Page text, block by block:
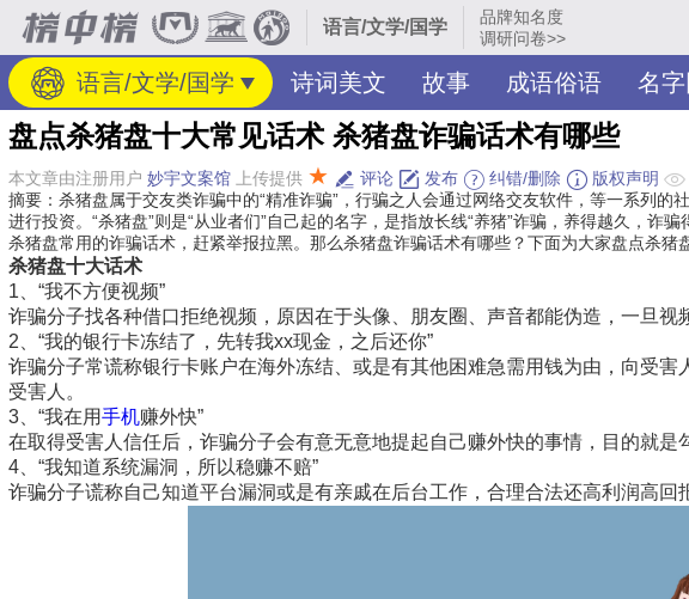
语言/文学/国学
品牌知名度
调研问卷>>
语言/文学/国学 诗词美文 故事 成语俗语 名字
盘点杀猪盘十大常见话术 杀猪盘诈骗话术有哪些
本文章由注册用户 妙宇文案馆 上传提供 ★ 评论 发布 纠错/删除 版权声明
摘要：杀猪盘属于交友类诈骗中的“精准诈骗”，行骗之人会通过网络交友软件，等一系列
进行投资。“杀猪盘”则是“从业者们”自己起的名字，是指放长线“养猪”诈骗，养得越久，诈
杀猪盘常用的诈骗话术，赶紧举报拉黑。那么杀猪盘诈骗话术有哪些？下面为大家盘点杀猪
杀猪盘十大话术
1、“我不方便视频”
诈骗分子找各种借口拒绝视频，原因在于头像、朋友圈、声音都能伪造，一旦视
2、“我的银行卡冻结了，先转我xx现金，之后还你”
诈骗分子常谎称银行卡账户在海外冻结、或是有其他困难急需用钱为由，向受
受害人。
3、“我在用手机赚外快”
在取得受害人信任后，诈骗分子会有意无意地提起自己赚外快的事情，目的就是
4、“我知道系统漏洞，所以稳赚不赔”
诈骗分子谎称自己知道平台漏洞或是有亲戚在后台工作，合理合法还高利润高回